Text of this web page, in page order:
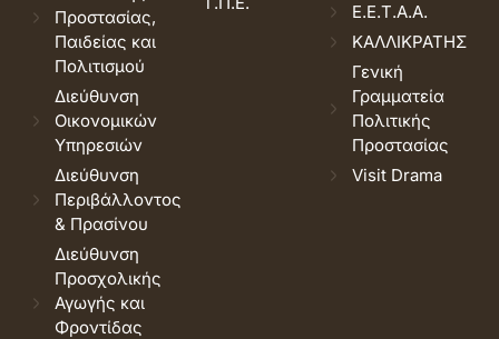
Προστασίας,
Παιδείας και
Πολιτισμού
Διεύθυνση
Οικονομικών
Υπηρεσιών
Διεύθυνση
Περιβάλλοντος
& Πρασίνου
Διεύθυνση
Προσχολικής
Αγωγής και
Φροντίδας
Ε.Ε.Τ.Α.Α.
ΚΑΛΛΙΚΡΑΤΗΣ
Γενική
Γραμματεία
Πολιτικής
Προστασίας
Visit Drama